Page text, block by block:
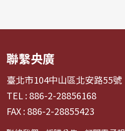
聯繫央廣
臺北市104中山區北安路55號
TEL : 886-2-28856168
FAX : 886-2-28855423